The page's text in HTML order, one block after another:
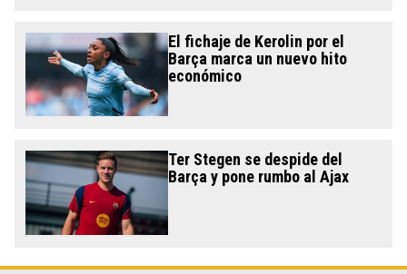
El fichaje de Kerolin por el
Barça marca un nuevo hito
económico
Ter Stegen se despide del
Barça y pone rumbo al Ajax